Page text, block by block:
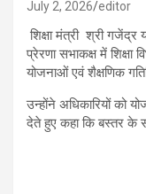
July 2, 2026 editor
शिक्षा मंत्री श्री
प्रेरणा सभाकक्ष में शिक्षा
योजनाओं एवं शैक्षणिक
उन्होंने अधिकारियों को
देते हुए कहा कि बस्तर के